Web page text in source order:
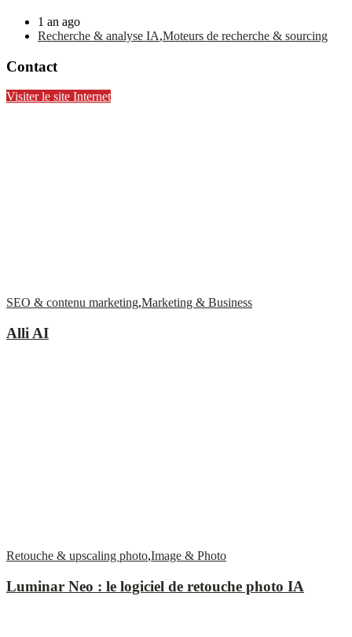
1 an ago
Recherche & analyse IA,Moteurs de recherche & sourcing
Contact
Visiter le site Internet
SEO & contenu marketing,Marketing & Business
Alli AI
Retouche & upscaling photo,Image & Photo
Luminar Neo : le logiciel de retouche photo IA